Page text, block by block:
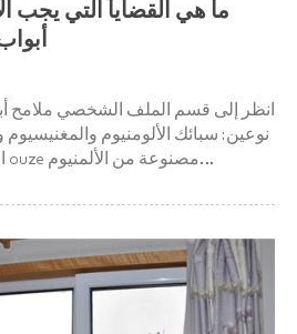
ما هي القضايا التي يجب
نوعين: سبائك الألومنيوم والمغنيسيوم
والتي لها مزايا كبيرة في المتانة ، ويمكن أن يصل الس...